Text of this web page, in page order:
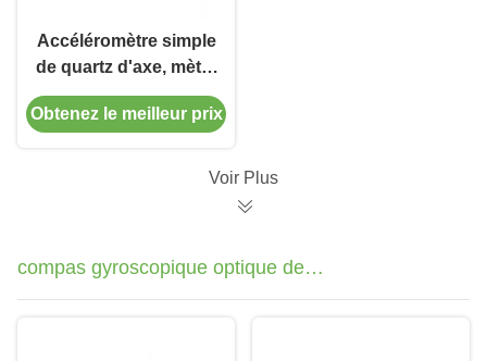
Accéléromètre simple
de quartz d'axe, mètre
de vibration de
flexure de commande
Obtenez le meilleur prix
Voir Plus
compas gyroscopique optique de
fibre